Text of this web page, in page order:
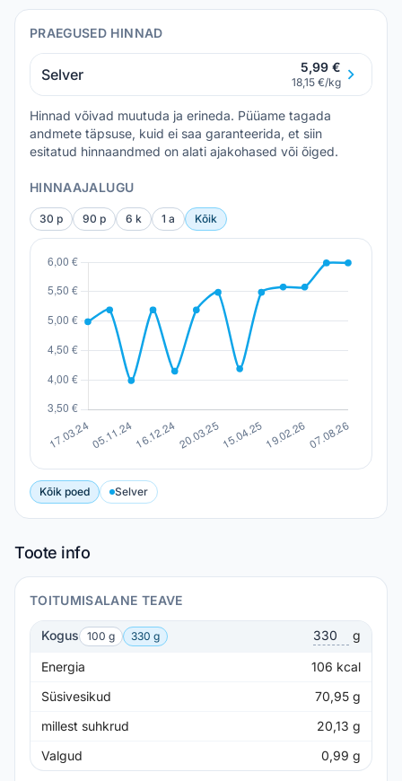
PRAEGUSED HINNAD
Selver 5,99 €
18,15 €/kg
Hinnad võivad muutuda ja erineda. Püüame tagada
andmete täpsuse, kuid ei saa garanteerida, et siin
esitatud hinnaandmed on alati ajakohased või õiged.
HINNAAJALUGU
30 p 90 p 6 k 1 a Kõik
Kõik poed Selver
Toote info
TOITUMISALANE TEAVE
Kogus 100 g 330 g g
Energia 106 kcal
Süsivesikud
70,95 g
millest suhkrud
20,13 g
Valgud
0,99 g